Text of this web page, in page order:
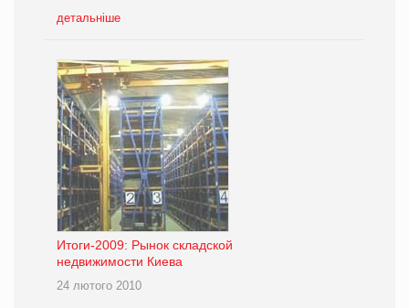
детальніше
Итоги-2009: Рынок складской
недвижимости Киева
24 лютого 2010